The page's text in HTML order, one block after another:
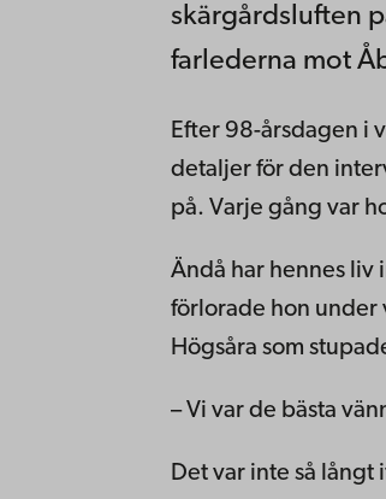
skärgårdsluften
farlederna mot
Efter 98-årsdagen i
detaljer för den
på. Varje gång var
Ändå har hennes liv
förlorade hon under
Högsåra som
– Vi var de bästa
Det var inte så långt